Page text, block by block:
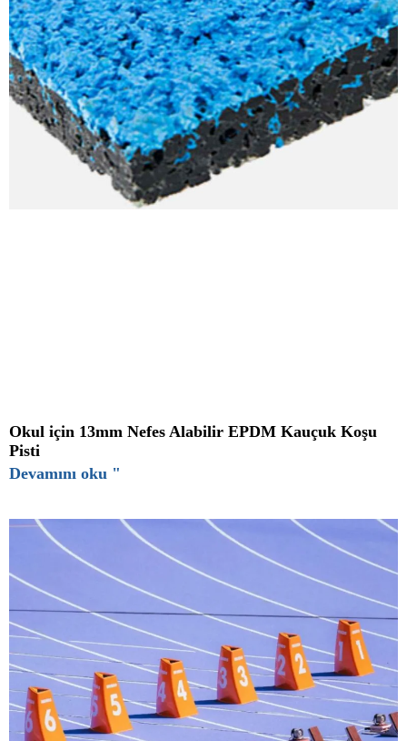
Okul için 13mm Nefes Alabilir EPDM Kauçuk Koşu
Pisti
Devamını oku "